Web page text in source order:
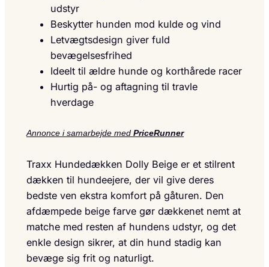
udstyr
Beskytter hunden mod kulde og vind
Letvægtsdesign giver fuld
bevægelsesfrihed
Ideelt til ældre hunde og korthårede racer
Hurtig på- og aftagning til travle
hverdage
Annonce i samarbejde med PriceRunner
Traxx Hundedækken Dolly Beige er et stilrent
dækken til hundeejere, der vil give deres
bedste ven ekstra komfort på gåturen. Den
afdæmpede beige farve gør dækkenet nemt at
matche med resten af hundens udstyr, og det
enkle design sikrer, at din hund stadig kan
bevæge sig frit og naturligt.